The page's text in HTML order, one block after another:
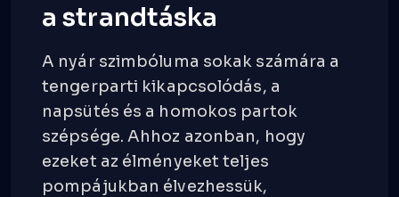
a strandtáska
A nyár szimbóluma sokak számára a
tengerparti kikapcsolódás, a
napsütés és a homokos partok
szépsége. Ahhoz azonban, hogy
ezeket az élményeket teljes
pompájukban élvezhessük,